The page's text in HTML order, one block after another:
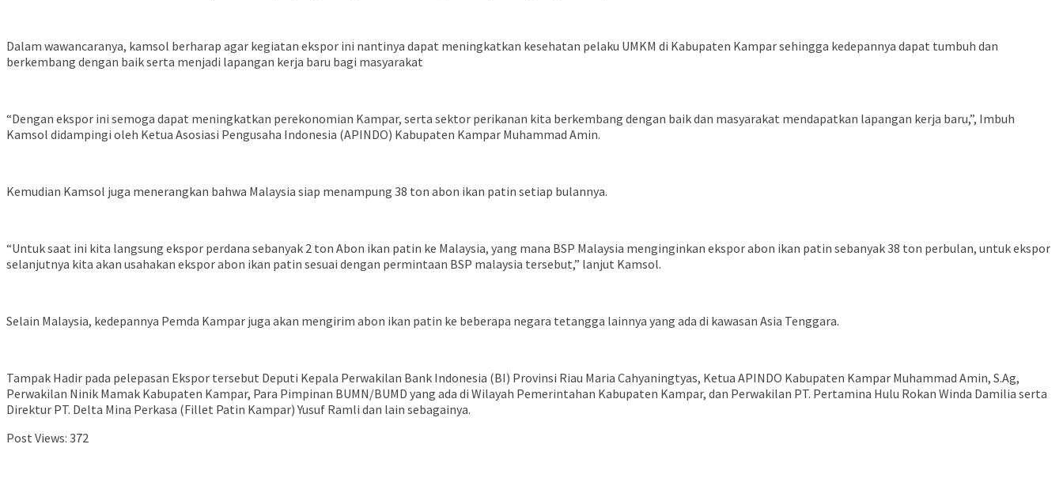
Dalam wawancaranya, kamsol berharap agar kegiatan ekspor ini nantinya dapat meningkatkan kesehatan pelaku UMKM di Kabupaten Kampar sehingga kedepannya dapat tumbuh dan
berkembang dengan baik serta menjadi lapangan kerja baru bagi masyarakat
“Dengan ekspor ini semoga dapat meningkatkan perekonomian Kampar, serta sektor perikanan kita berkembang dengan baik dan masyarakat mendapatkan lapangan kerja baru,”, Imbuh
Kamsol didampingi oleh Ketua Asosiasi Pengusaha Indonesia (APINDO) Kabupaten Kampar Muhammad Amin.
Kemudian Kamsol juga menerangkan bahwa Malaysia siap menampung 38 ton abon ikan patin setiap bulannya.
“Untuk saat ini kita langsung ekspor perdana sebanyak 2 ton Abon ikan patin ke Malaysia, yang mana BSP Malaysia menginginkan ekspor abon ikan patin sebanyak 38 ton perbulan, untuk ekspor
selanjutnya kita akan usahakan ekspor abon ikan patin sesuai dengan permintaan BSP malaysia tersebut,” lanjut Kamsol.
Selain Malaysia, kedepannya Pemda Kampar juga akan mengirim abon ikan patin ke beberapa negara tetangga lainnya yang ada di kawasan Asia Tenggara.
Tampak Hadir pada pelepasan Ekspor tersebut Deputi Kepala Perwakilan Bank Indonesia (BI) Provinsi Riau Maria Cahyaningtyas, Ketua APINDO Kabupaten Kampar Muhammad Amin, S.Ag,
Perwakilan Ninik Mamak Kabupaten Kampar, Para Pimpinan BUMN/BUMD yang ada di Wilayah Pemerintahan Kabupaten Kampar, dan Perwakilan PT. Pertamina Hulu Rokan Winda Damilia serta
Direktur PT. Delta Mina Perkasa (Fillet Patin Kampar) Yusuf Ramli dan lain sebagainya.
Post Views: 372